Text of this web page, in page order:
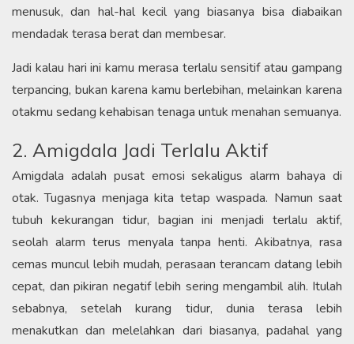
menusuk, dan hal-hal kecil yang biasanya bisa diabaikan
mendadak terasa berat dan membesar.
Jadi kalau hari ini kamu merasa terlalu sensitif atau gampang
terpancing, bukan karena kamu berlebihan, melainkan karena
otakmu sedang kehabisan tenaga untuk menahan semuanya.
2. Amigdala Jadi Terlalu Aktif
Amigdala adalah pusat emosi sekaligus alarm bahaya di
otak. Tugasnya menjaga kita tetap waspada. Namun saat
tubuh kekurangan tidur, bagian ini menjadi terlalu aktif,
seolah alarm terus menyala tanpa henti. Akibatnya, rasa
cemas muncul lebih mudah, perasaan terancam datang lebih
cepat, dan pikiran negatif lebih sering mengambil alih. Itulah
sebabnya, setelah kurang tidur, dunia terasa lebih
menakutkan dan melelahkan dari biasanya, padahal yang